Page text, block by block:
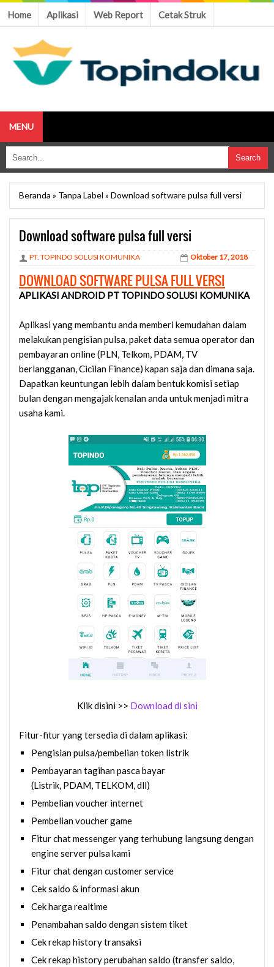
Home Aplikasi Web Report Cetak Struk
MENU
Beranda » Tanpa Label » Download software pulsa full versi
Download software pulsa full versi
PT. TOPINDO SOLUSI KOMUNIKA Oktober 17, 2018
DOWNLOAD SOFTWARE PULSA FULL VERSI
APLIKASI ANDROID PT TOPINDO SOLUSI KOMUNIKA
Aplikasi yang membantu anda memberi kemudahan dalam
melakukan pengisian pulsa, paket data semua operator dan
pembayaran online (PLN, Telkom, PDAM, TV
berlangganan, Cicilan Finance) kapan saja dan dimana saja.
Dapatkan keuntungan lebih dalam bentuk komisi setiap
bulan dengan mengajak kenalan anda untuk menjadi mitra
usaha kami.
Klik disini >> Download di sini
Fitur-fitur yang tersedia di dalam aplikasi:
Pengisian pulsa/pembelian token listrik
Pembayaran tagihan pasca bayar
(Listrik, PDAM, TELKOM, dll)
Pembelian voucher internet
Pembelian voucher game
Fitur chat messenger yang terhubung langsung dengan
engine server pulsa kami
Fitur chat dengan customer service
Cek saldo & informasi akun
Cek harga realtime
Penambahan saldo dengan sistem tiket
Cek rekap history transaksi
Cek rekap history perubahan saldo (transfer saldo,